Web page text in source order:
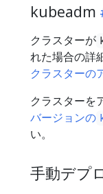
kubeadm
クラスターが
れた場合の詳
クラスターの
クラスターを
バージョンの
い。
手動デプ